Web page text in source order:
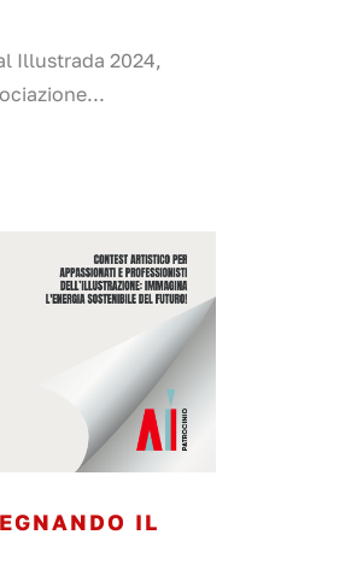
Illustrada 2024,
IL